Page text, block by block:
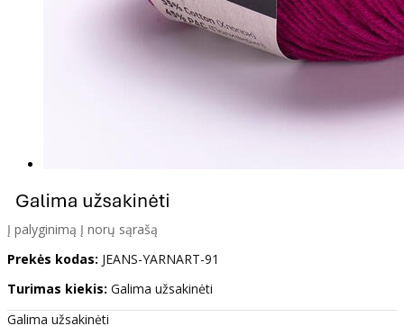
Į palyginimą Į norų sąrašą
Prekės kodas: JEANS-YARNART-91
Turimas kiekis: Galima užsakinėti
Galima užsakinėti